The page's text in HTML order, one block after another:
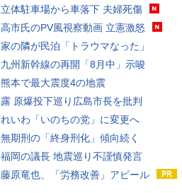
立体駐車場から車落下 夫婦死傷
高市氏のPV風視察動画 立憲激怒
家の隣が民泊「トラウマなった」
九州新幹線の再開「8月中」示唆
熊本で最大震度4の地震
露 原爆投下巡り広島市長を批判
れいわ「いのちの党」に変更へ
無期刑の「終身刑化」傾向続く
福岡の議長 地震巡り不謹慎発言
藤原竜也、「労務改善」アピール